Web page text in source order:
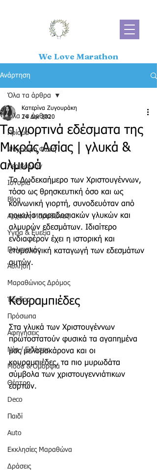
We Love Marathon
Ανάρτηση
Όλα τα άρθρα
Πρίσμα
Ψύχραιμη Φωνή
Περιβάλλον
Ιστορία
Blog
Αρχαίος Μαραθώνας
Υγεία & Ευεξία
Πολιτισμός
Άθληση
Μαραθώνιος Δρόμος
Έξοδος
Πρόσωπα
Αφηγήσεις
Νέα / Ειδήσεις
Μόδα & Ομορφιά
Θέατρο
Deco
Παιδί
Auto
Εκκλησίες Μαραθώνα
Δράσεις
Όλα τα άρθρα
Τα γιορτινά εδέσματα της
Μικράς Ασίας | γλυκά &
αλμυρά
Κατερίνα Ζυγουράκη
24 Δεκ 2020
Το Δωδεκαήμερο των Χριστουγέννων,
τόσο ως θρησκευτική όσο και ως
κοινωνική γιορτή, συνοδευόταν από
ποικιλία παραδοσιακών γλυκών και
αλμυρών εδεσμάτων. Ιδιαίτερο
ενδιαφέρον έχει η ιστορική και
ετυμολογική καταγωγή των εδεσμάτων
αυτών.
Κουραμπιέδες
Στα γλυκά των Χριστουγέννων
πρωτοστατούν φυσικά τα αγαπημένα
μας μελομακάρονα και οι
κουραμπιέδες, τα πιο μυρωδάτα
σύμβολα των χριστουγεννιάτικων
εορτών.